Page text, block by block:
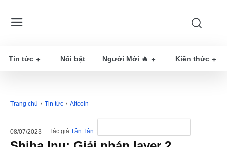
Tin tức Nổi bật Người Mới 🔥 Kiến thức
Trang chủ Tin tức Altcoin
08/07/2023 Tác giả Tân Tân